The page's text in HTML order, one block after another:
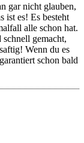
gar nicht glauben,
ist es! Es besteht
alle schon hat.
gemacht,
Wenn du es
schon bald